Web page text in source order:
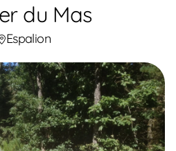
du Mas
Espalion